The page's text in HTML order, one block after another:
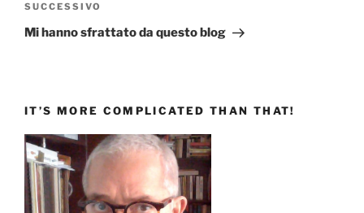
Articolo
successivo
SUCCESSIVO
Mi hanno sfrattato da questo blog
IT’S MORE COMPLICATED THAN THAT!